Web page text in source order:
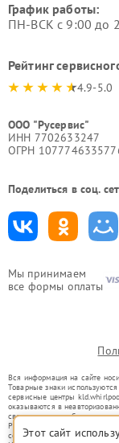
Мы принимаем
все формы оплаты
График работы:
ПН-ВСК с 9:00 до
Рейтинг
4.9-5.0
ООО "Русервис"
ИНН 7702633247
ОГРН
Поделиться в соц.
Вся информация на сайте
Товарные знаки
сервисные центры
оказываются в
связаны с
Ремонт осуществляется для
со статьей 1487 ГК РФ.
Этот сайт